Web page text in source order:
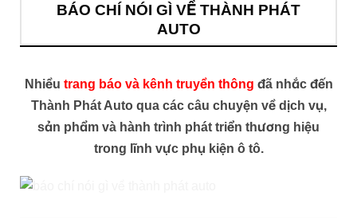
BÁO CHÍ NÓI GÌ VỀ THÀNH PHÁT
AUTO
Nhiều trang báo và kênh truyền thông đã nhắc đến
Thành Phát Auto qua các câu chuyện về dịch vụ,
sản phẩm và hành trình phát triển thương hiệu
trong lĩnh vực phụ kiện ô tô.